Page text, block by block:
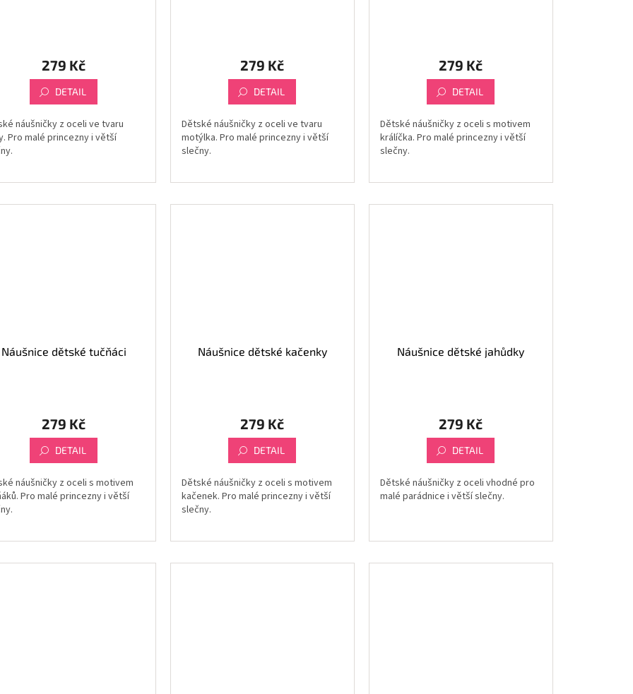
279 Kč
DETAIL
náušničky z oceli ve tvaru
Pro malé princezny i větší
279 Kč
DETAIL
Dětské náušničky z oceli ve tvaru
motýlka. Pro malé princezny i větší
slečny.
279 Kč
DETAIL
Dětské náušničky z oceli s motivem
králíčka. Pro malé princezny i větší
slečny.
Náušnice dětské tučňáci
279 Kč
DETAIL
náušničky z oceli s motivem
Pro malé princezny i větší
Náušnice dětské kačenky
279 Kč
DETAIL
Dětské náušničky z oceli s motivem
kačenek. Pro malé princezny i větší
slečny.
Náušnice dětské jahůdky
279 Kč
DETAIL
Dětské náušničky z oceli vhodné pro
malé parádnice i větší slečny.